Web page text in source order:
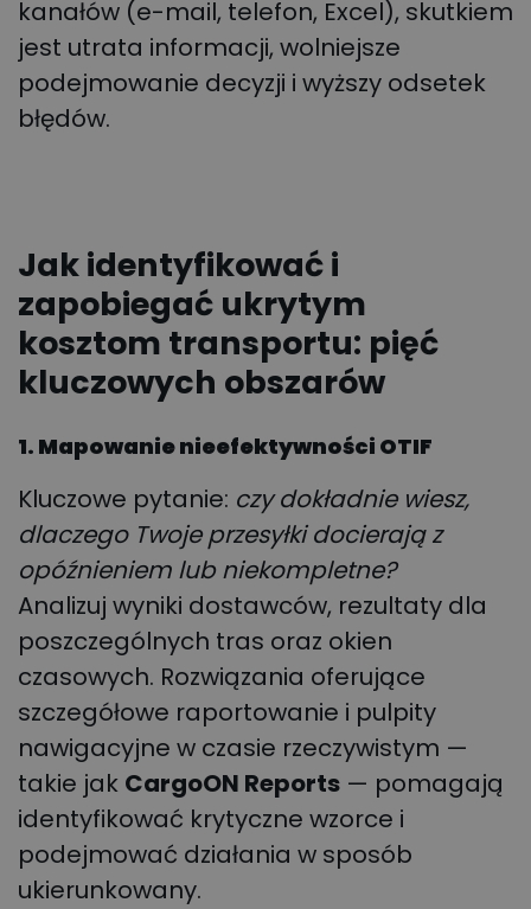
kanałów (e-mail, telefon, Excel), skutkiem
jest utrata informacji, wolniejsze
podejmowanie decyzji i wyższy odsetek
błędów.
Jak identyfikować i
zapobiegać ukrytym
kosztom transportu: pięć
kluczowych obszarów
1. Mapowanie nieefektywności OTIF
Kluczowe pytanie: czy dokładnie wiesz,
dlaczego Twoje przesyłki docierają z
opóźnieniem lub niekompletne?
Analizuj wyniki dostawców, rezultaty dla
poszczególnych tras oraz okien
czasowych. Rozwiązania oferujące
szczegółowe raportowanie i pulpity
nawigacyjne w czasie rzeczywistym —
takie jak CargoON Reports — pomagają
identyfikować krytyczne wzorce i
podejmować działania w sposób
ukierunkowany.